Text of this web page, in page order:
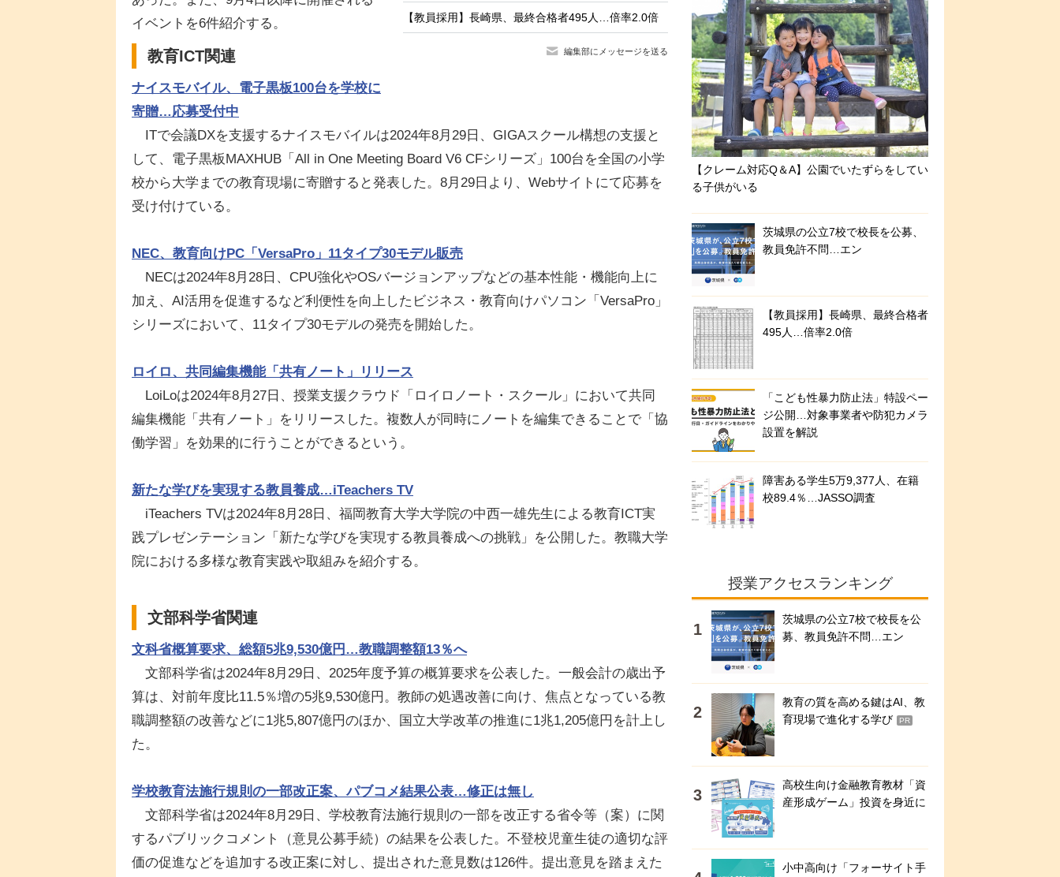
【教員採用】長崎県、最終合格者495人…倍率2.0倍
編集部にメッセージを送る
イベントを6件紹介する。
教育ICT関連
ナイスモバイル、電子黒板100台を学校に
寄贈…応募受付中
ITで会議DXを支援するナイスモバイルは2024年8月29日、GIGAスクール構想の支援と
して、電子黒板MAXHUB「All in One Meeting Board V6 CFシリーズ」100台を全国の小学
校から大学までの教育現場に寄贈すると発表した。8月29日より、Webサイトにて応募を
受け付けている。
NEC、教育向けPC「VersaPro」11タイプ30モデル販売
NECは2024年8月28日、CPU強化やOSバージョンアップなどの基本性能・機能向上に
加え、AI活用を促進するなど利便性を向上したビジネス・教育向けパソコン「VersaPro」
シリーズにおいて、11タイプ30モデルの発売を開始した。
ロイロ、共同編集機能「共有ノート」リリース
LoiLoは2024年8月27日、授業支援クラウド「ロイロノート・スクール」において共同
編集機能「共有ノート」をリリースした。複数人が同時にノートを編集できることで「協
働学習」を効果的に行うことができるという。
新たな学びを実現する教員養成…iTeachers TV
iTeachers TVは2024年8月28日、福岡教育大学大学院の中西一雄先生による教育ICT実
践プレゼンテーション「新たな学びを実現する教員養成への挑戦」を公開した。教職大学
院における多様な教育実践や取組みを紹介する。
文部科学省関連
文科省概算要求、総額5兆9,530億円…教職調整額13％へ
文部科学省は2024年8月29日、2025年度予算の概算要求を公表した。一般会計の歳出予
算は、対前年度比11.5％増の5兆9,530億円。教師の処遇改善に向け、焦点となっている教
職調整額の改善などに1兆5,807億円のほか、国立大学改革の推進に1兆1,205億円を計上し
た。
学校教育法施行規則の一部改正案、パブコメ結果公表…修正は無し
文部科学省は2024年8月29日、学校教育法施行規則の一部を改正する省令等（案）に関
するパブリックコメント（意見公募手続）の結果を公表した。不登校児童生徒の適切な評
価の促進などを追加する改正案に対し、提出された意見数は126件。提出意見を踏まえた
【クレーム対応Q＆A】公園でいたずらをしてい
る子供がいる
茨城県の公立7校で校長を公募、
教員免許不問…エン
【教員採用】長崎県、最終合格者
495人…倍率2.0倍
「こども性暴力防止法」特設ペー
ジ公開…対象事業者や防犯カメラ
設置を解説
障害ある学生5万9,377人、在籍
校89.4％…JASSO調査
授業アクセスランキング
茨城県の公立7校で校長を公
募、教員免許不問…エン
教育の質を高める鍵はAI、教
育現場で進化する学び
PR
高校生向け金融教育教材「資
産形成ゲーム」投資を身近に
小中高向け「フォーサイト手